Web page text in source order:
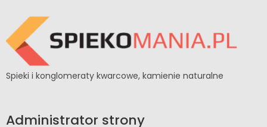
Spieki i konglomeraty kwarcowe, kamienie naturalne
Administrator strony